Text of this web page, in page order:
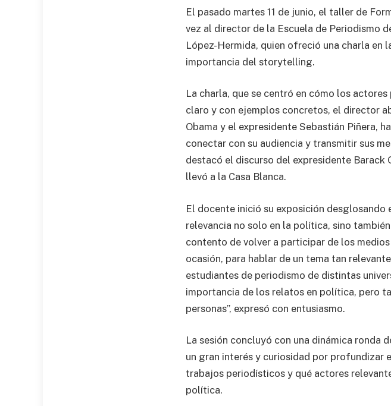
El pasado martes 11 de junio, el taller de
vez al director de la Escuela de Periodismo
López-Hermida, quien ofreció una charla en
importancia del storytelling.
La charla, que se centró en cómo los
claro y con ejemplos concretos, el director
Obama y el expresidente Sebastián Piñera,
conectar con su audiencia y transmitir sus
destacó el discurso del expresidente Barack
llevó a la Casa Blanca.
El docente inició su exposición
relevancia no solo en la política, sino
contento de volver a participar de los
ocasión, para hablar de un tema tan
estudiantes de periodismo de distintas
importancia de los relatos en política, pero
personas”, expresó con entusiasmo.
La sesión concluyó con una dinámica ronda
un gran interés y curiosidad por profundizar
trabajos periodísticos y qué actores
política.